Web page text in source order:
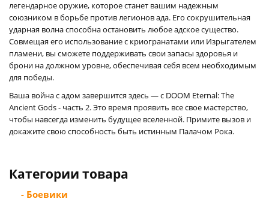
легендарное оружие, которое станет вашим надежным
союзником в борьбе против легионов ада. Его сокрушительная
ударная волна способна остановить любое адское существо.
Совмещая его использование с криогранатами или Изрыгателем
пламени, вы сможете поддерживать свои запасы здоровья и
брони на должном уровне, обеспечивая себя всем необходимым
для победы.
Ваша война с адом завершится здесь — с DOOM Eternal: The
Ancient Gods - часть 2. Это время проявить все свое мастерство,
чтобы навсегда изменить будущее вселенной. Примите вызов и
докажите свою способность быть истинным Палачом Рока.
Категории товара
- Боевики